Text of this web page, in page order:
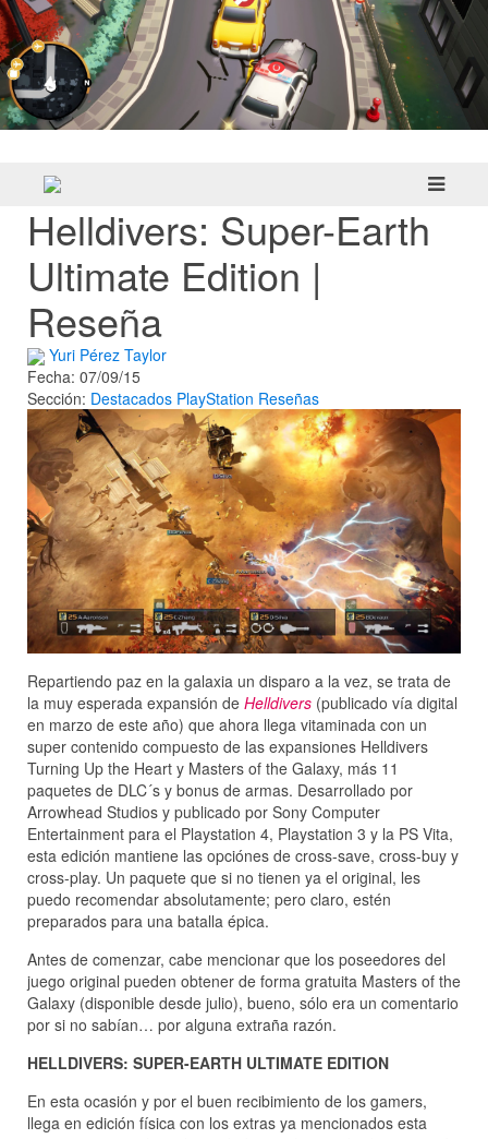
Helldivers: Super-Earth
Ultimate Edition |
Reseña
Yuri Pérez Taylor
Fecha: 07/09/15
Sección: Destacados PlayStation Reseñas
Repartiendo paz en la galaxia un disparo a la vez, se trata de
la muy esperada expansión de Helldivers (publicado vía digital
en marzo de este año) que ahora llega vitaminada con un
super contenido compuesto de las expansiones Helldivers
Turning Up the Heart y Masters of the Galaxy, más 11
paquetes de DLC´s y bonus de armas. Desarrollado por
Arrowhead Studios y publicado por Sony Computer
Entertainment para el Playstation 4, Playstation 3 y la PS Vita,
esta edición mantiene las opciónes de cross-save, cross-buy y
cross-play. Un paquete que si no tienen ya el original, les
puedo recomendar absolutamente; pero claro, estén
preparados para una batalla épica.
Antes de comenzar, cabe mencionar que los poseedores del
juego original pueden obtener de forma gratuita Masters of the
Galaxy (disponible desde julio), bueno, sólo era un comentario
por si no sabían… por alguna extraña razón.
HELLDIVERS: SUPER-EARTH ULTIMATE EDITION
En esta ocasión y por el buen recibimiento de los gamers,
llega en edición física con los extras ya mencionados esta